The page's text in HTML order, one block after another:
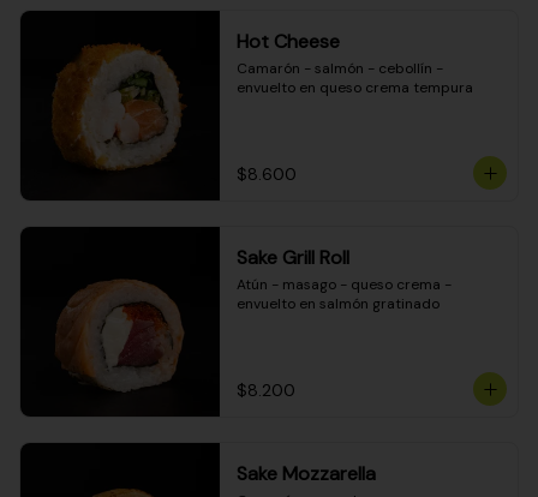
Hot Cheese
Camarón - salmón - cebollín -
envuelto en queso crema tempura
$8.600
Sake Grill Roll
Atún - masago - queso crema -
envuelto en salmón gratinado
$8.200
Sake Mozzarella